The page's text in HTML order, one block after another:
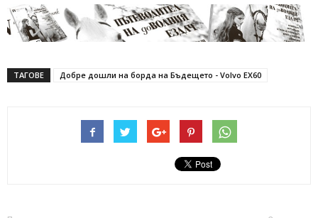
ТАГОВЕ Добре дошли на борда на Бъдещето - Volvo EX60